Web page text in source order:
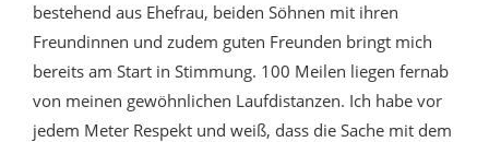
bestehend aus Ehefrau, beiden Söhnen mit ihren
Freundinnen und zudem guten Freunden bringt mich
bereits am Start in Stimmung. 100 Meilen liegen fernab
von meinen gewöhnlichen Laufdistanzen. Ich habe vor
jedem Meter Respekt und weiß, dass die Sache mit dem